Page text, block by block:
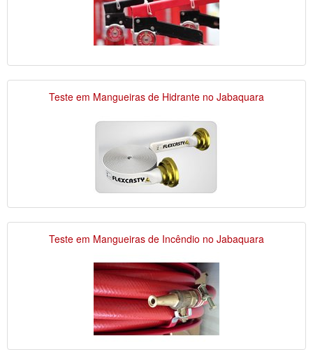
Teste em Mangueiras de Hidrante no Jabaquara
Teste em Mangueiras de Incêndio no Jabaquara